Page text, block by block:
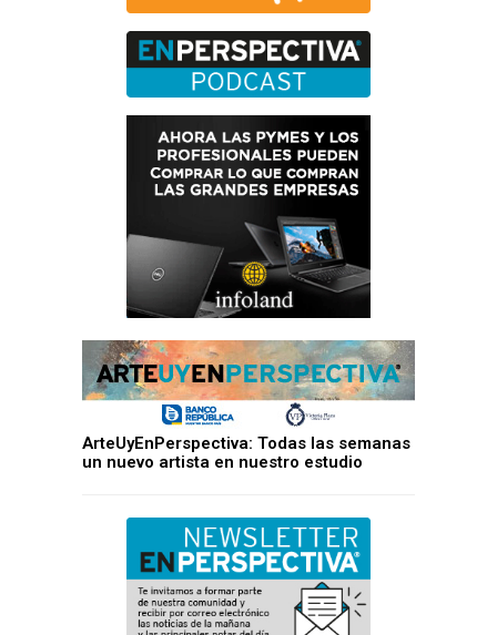
ArteUyEnPerspectiva: Todas las semanas
un nuevo artista en nuestro estudio